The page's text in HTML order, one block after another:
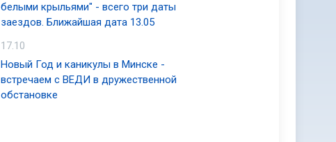
белыми крыльями" - всего три даты
заездов. Ближайшая дата 13.05
17.10
Новый Год и каникулы в Минске -
встречаем с ВЕДИ в дружественной
обстановке